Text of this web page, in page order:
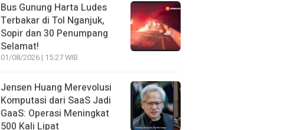
Bus Gunung Harta Ludes
Terbakar di Tol Nganjuk,
Sopir dan 30 Penumpang
Selamat!
01/08/2026 | 15:27 WIB
Jensen Huang Merevolusi
Komputasi dari SaaS Jadi
GaaS: Operasi Meningkat
500 Kali Lipat